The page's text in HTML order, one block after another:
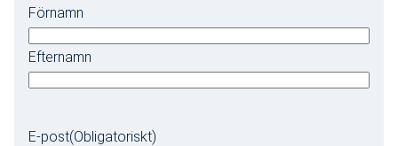
Förnamn
Efternamn
E-post(Obligatoriskt)